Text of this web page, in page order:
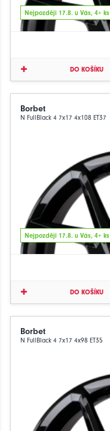
Nejpozději 17.8. u Vás, 4+ ks
DO KOŠÍKU
Borbet
N FullBlack 4 7x17 4x108 ET37
Nejpozději 17.8. u Vás, 4+ ks
DO KOŠÍKU
Borbet
N FullBlack 4 7x17 4x98 ET35